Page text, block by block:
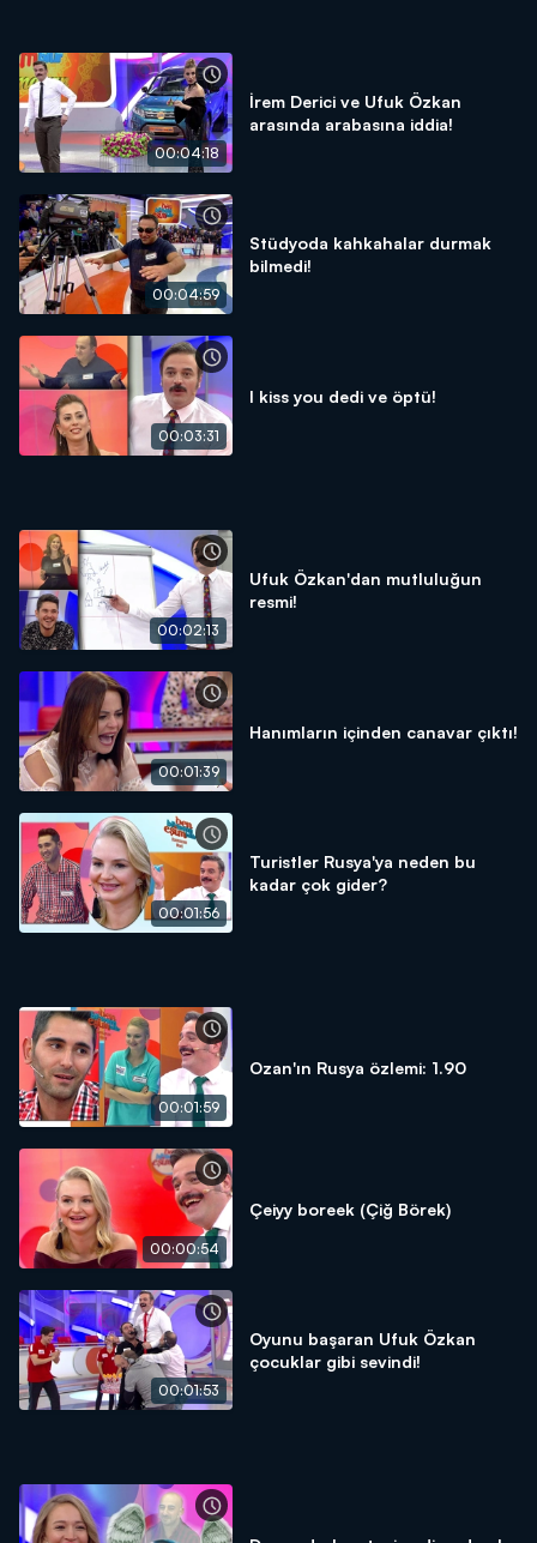
00:04:18
İrem Derici ve Ufuk Özkan
arasında arabasına iddia!
00:04:59
Stüdyoda kahkahalar durmak
bilmedi!
00:03:31
I kiss you dedi ve öptü!
00:02:13
Ufuk Özkan'dan mutluluğun
resmi!
00:01:39
Hanımların içinden canavar çıktı!
00:01:56
Turistler Rusya'ya neden bu
kadar çok gider?
00:01:59
Ozan'ın Rusya özlemi: 1.90
00:00:54
Çeiyy boreek (Çiğ Börek)
00:01:53
Oyunu başaran Ufuk Özkan
çocuklar gibi sevindi!